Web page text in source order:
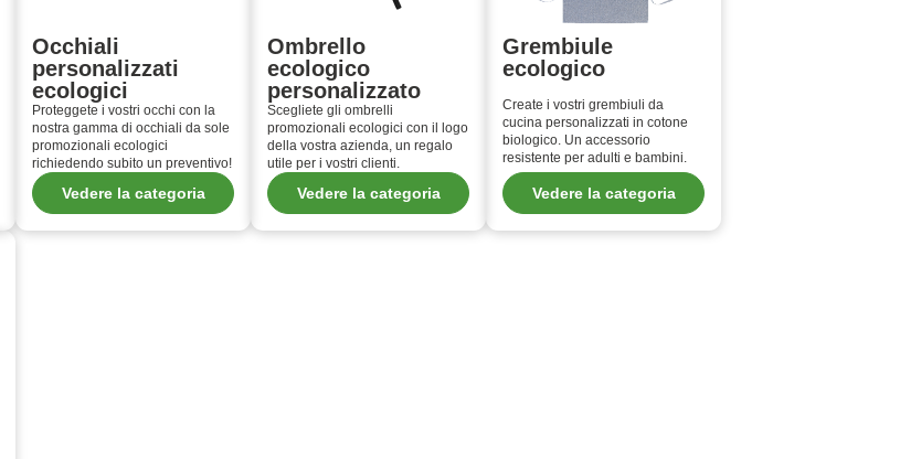
Occhiali
personalizzati
ecologici
Proteggete i vostri occhi con la
nostra gamma di occhiali da sole
promozionali ecologici
richiedendo subito un preventivo!
Vedere la categoria
Ombrello
ecologico
personalizzato
Scegliete gli ombrelli
promozionali ecologici con il logo
della vostra azienda, un regalo
utile per i vostri clienti.
Vedere la categoria
Grembiule
ecologico
Create i vostri grembiuli da
cucina personalizzati in cotone
biologico. Un accessorio
resistente per adulti e bambini.
Vedere la categoria